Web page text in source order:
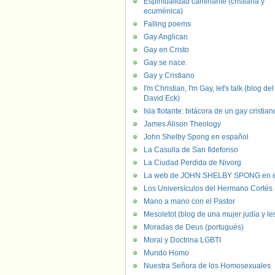
ecuménica)
Falling poems
Gay Anglican
Gay en Cristo
Gay se nace.
Gay y Cristiano
I'm Christian, I'm Gay, let's talk (blog del
David Eck)
Isla flotante: bitácora de un gay
James Alison Theology
John Shelby Spong en español
La Casulla de San Ildefonso
La Ciudad Perdida de Nivorg
La web de JOHN SHELBY SPONG en
Los Universículos del Hermano Cortés
Mano a mano con el Pastor
Mesoletot (blog de una mujer judía y
Moradas de Deus (portugués)
Moral y Doctrina LGBTI
Mundo Homo
Nuestra Señora de los Homosexuales